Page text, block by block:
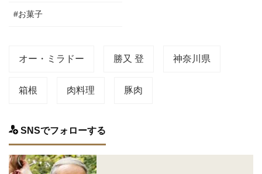
#お菓子
オー・ミラドー 勝又 登 神奈川県
箱根 肉料理 豚肉
SNSでフォローする